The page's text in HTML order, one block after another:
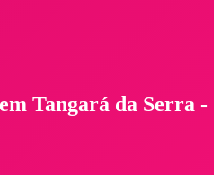
Tangará da Serra -